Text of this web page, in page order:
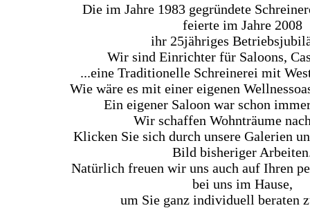
Die im Jahre 1983 gegründete
feierte im Jahre 2008
ihr 25jähriges
Wir sind Einrichter für Saloons,
...eine Traditionelle Schreinerei mit
Wie wäre es mit einer eigenen
Ein eigener Saloon war schon
Wir schaffen Wohnträume
Klicken Sie sich durch unsere Galerien
Bild bisheriger
Natürlich freuen wir uns auch auf Ihren
bei uns im Hause,
um Sie ganz individuell beraten